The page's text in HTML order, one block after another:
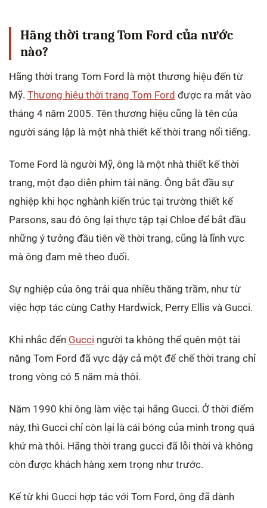
Hãng thời trang Tom Ford của nước
nào?
Hãng thời trang Tom Ford là một thương hiệu đến từ
Mỹ. Thương hiệu thời trang Tom Ford được ra mắt vào
tháng 4 năm 2005. Tên thương hiệu cũng là tên của
người sáng lập là một nhà thiết kế thời trang nổi tiếng.
Tome Ford là người Mỹ, ông là một nhà thiết kế thời
trang, một đạo diễn phim tài năng. Ông bắt đầu sự
nghiệp khi học nghành kiến trúc tại trường thiết kế
Parsons, sau đó ông lại thực tập tại Chloe để bắt đầu
những ý tưởng đầu tiên về thời trang, cũng là lĩnh vực
mà ông đam mê theo đuổi.
Sự nghiệp của ông trải qua nhiều thăng trầm, như từ
việc hợp tác cùng Cathy Hardwick, Perry Ellis và Gucci.
Khi nhắc đến Gucci người ta không thể quên một tài
năng Tom Ford đã vực dậy cả một đế chế thời trang chỉ
trong vòng có 5 năm mà thôi.
Năm 1990 khi ông làm việc tại hãng Gucci. Ở thời điểm
này, thì Gucci chỉ còn lại là cái bóng của mình trong quá
khứ mà thôi. Hãng thời trang gucci đã lỗi thời và không
còn được khách hàng xem trọng như trước.
Kể từ khi Gucci hợp tác với Tom Ford, ông đã dành